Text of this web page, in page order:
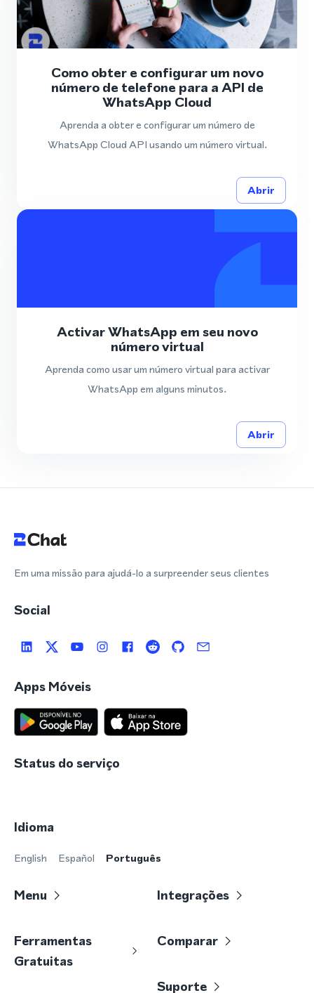
Como obter e configurar um novo
número de telefone para a API de
WhatsApp Cloud
Aprenda a obter e configurar um número de
WhatsApp Cloud API usando um número virtual.
Abrir
Activar WhatsApp em seu novo
número virtual
Aprenda como usar um número virtual para activar
WhatsApp em alguns minutos.
Abrir
Em uma missão para ajudá-lo a surpreender seus clientes
Social
Apps Móveis
Status do serviço
Idioma
English Español Português
Menu Integrações
Ferramentas
Gratuitas
Comparar
Suporte